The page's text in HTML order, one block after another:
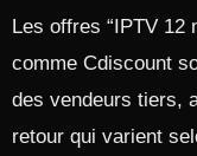
Les offres “IPTV 12
comme Cdiscount
des vendeurs tiers,
retour qui varient